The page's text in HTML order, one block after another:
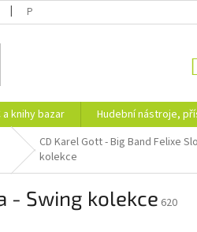
PODMÍNKY OCHRANY OSOBNÍCH ÚDAJŮ
a knihy bazar Hudební nástroje,
CD Karel Gott - Big Band Felixe
kolekce
- Swing kolekce 620